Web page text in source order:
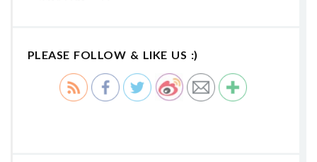
PLEASE FOLLOW & LIKE US :)